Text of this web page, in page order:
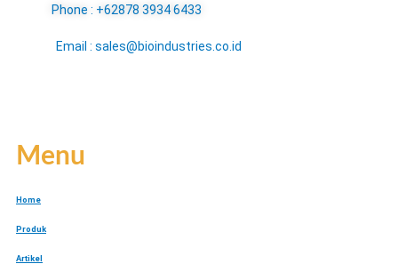
Phone : +62878 3934 6433
Email : sales@bioindustries.co.id
Menu
Home
Produk
Artikel